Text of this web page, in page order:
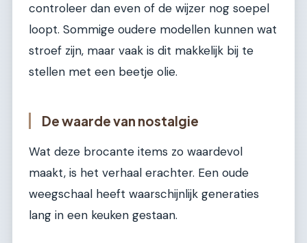
controleer dan even of de wijzer nog soepel
loopt. Sommige oudere modellen kunnen wat
stroef zijn, maar vaak is dit makkelijk bij te
stellen met een beetje olie.
De waarde van nostalgie
Wat deze brocante items zo waardevol
maakt, is het verhaal erachter. Een oude
weegschaal heeft waarschijnlijk generaties
lang in een keuken gestaan.